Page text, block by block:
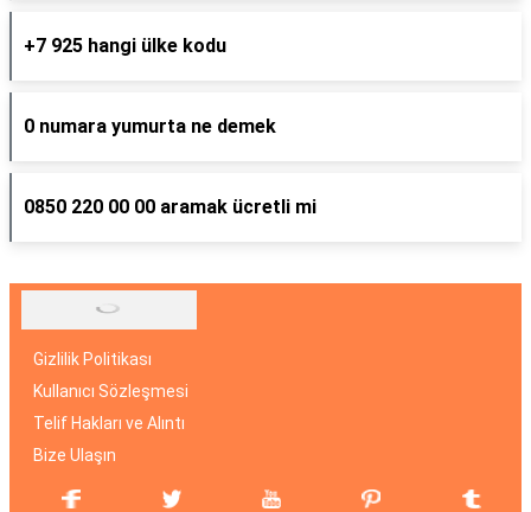
+7 925 hangi ülke kodu
0 numara yumurta ne demek
0850 220 00 00 aramak ücretli mi
Gizlilik Politikası
Kullanıcı Sözleşmesi
Telif Hakları ve Alıntı
Bize Ulaşın